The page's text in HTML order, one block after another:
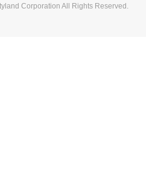
Corporation All Rights Reserved.